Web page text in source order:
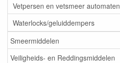
Vetpersen en vetsmeer automaten
Waterlocks/geluiddempers
Smeermiddelen
Veiligheids- en Reddingsmiddelen